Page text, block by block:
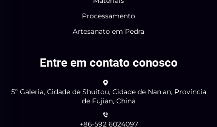
Processamento
Artesanato em Pedra
Entre em contato conosco
5ª Galeria, Cidade de Shuitou, Cidade de Nan'an, Província
de Fujian, China
+86-592 6024097